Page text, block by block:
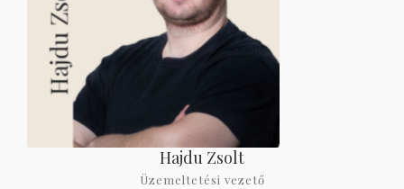
Hajdu Zsolt
Üzemeltetési vezető